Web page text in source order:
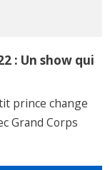
: Un show qui
prince change
Grand Corps